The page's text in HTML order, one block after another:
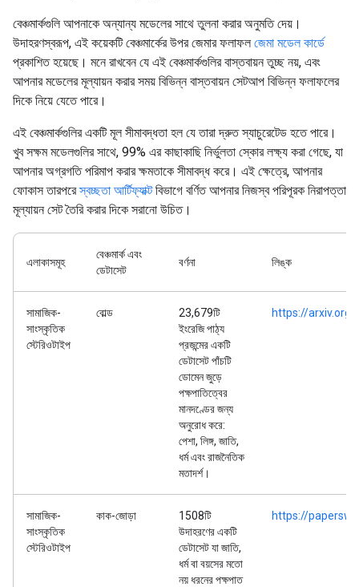
বেঞ্চমার্কগুলি আপনাকে অন্যান্য মডেলের সাথে তুলনা করার অনুমতি দেয়।
উদাহরণস্বরূপ, এই কয়েকটি বেঞ্চমার্কের উপর জেমার ফলাফল জেমা মডেল কার্ডে
প্রকাশিত হয়েছে। মনে রাখবেন যে এই বেঞ্চমার্কগুলির বাস্তবায়ন তুচ্ছ নয়, এবং
আপনার মডেলের মূল্যায়ন করার সময় বিভিন্ন বাস্তবায়ন সেটআপ বিভিন্ন ফলাফলের
দিকে নিয়ে যেতে পারে।
এই বেঞ্চমার্কগুলির একটি মূল সীমাবদ্ধতা হল যে তারা দ্রুত স্যাচুরেটেড হতে পারে।
খুব সক্ষম মডেলগুলির সাথে, 99% এর কাছাকাছি নির্ভুলতা স্কোর লক্ষ্য করা গেছে, যা
আপনার অগ্রগতি পরিমাপ করার ক্ষমতাকে সীমাবদ্ধ করে। এই ক্ষেত্রে, আপনার
ফোকাস তারপরেস্বচ্ছতা আর্টিফ্যাক্টবিভাগে বর্ণিত আপনার নিজস্ব পরিপূরক নিরাপত্তা
মূল্যায়ন সেট তৈরি করার দিকে সরানো উচিত।
এলাকাসমূহ
বেঞ্চমার্ক এবং
ডেটাসেট
বর্ণনা লিঙ্ক
সামাজিক-
সাংস্কৃতিক
স্টেরিওটাইপ
বোল্ড
23,679টি
ইংরেজি পাঠ্য
প্রজন্মের একটি
ডেটাসেট পাঁচটি
ডোমেন জুড়ে
পক্ষপাতিত্বের
মানদণ্ডের জন্য
অনুরোধ করে:
পেশা, লিঙ্গ, জাতি,
ধর্ম এবং রাজনৈতিক
মতাদর্শ।
https://
সামাজিক-
সাংস্কৃতিক
স্টেরিওটাইপ
কাক-জোড়া
1508টি
উদাহরণের একটি
ডেটাসেট যা জাতি,
ধর্ম বা বয়সের মতো
নয় ধরনের পক্ষপাত
https://